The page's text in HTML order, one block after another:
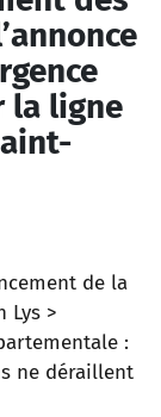
la ligne
de la
Lys >
:
ne déraillent